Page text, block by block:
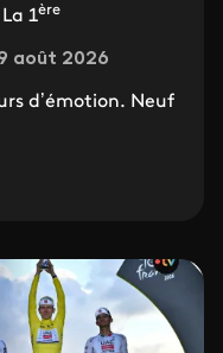
1ère
août 2026
d’émotion. Neuf